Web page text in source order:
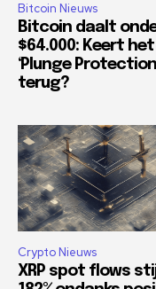
Bitcoin Nieuws
Bitcoin daalt
$64.000: Keert het
‘Plunge
terug?
Crypto Nieuws
XRP spot flows